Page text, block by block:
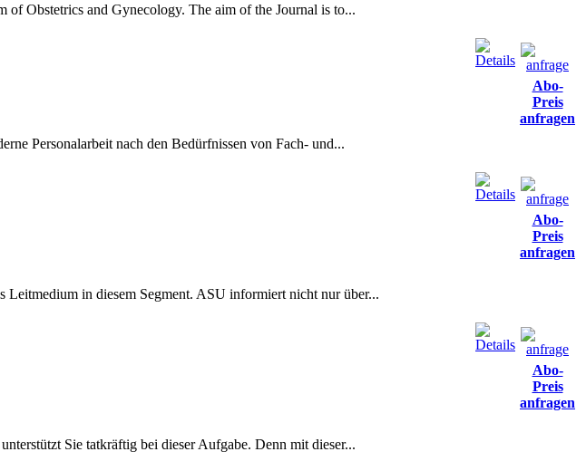
of Obstetrics and Gynecology. The aim of the Journal is to...
Personalarbeit nach den Bedürfnissen von Fach- und...
Abo-
Preis
anfragen
in diesem Segment. ASU informiert nicht nur über...
Abo-
Preis
anfragen
Sie tatkräftig bei dieser Aufgabe. Denn mit dieser...
Abo-
Preis
anfragen